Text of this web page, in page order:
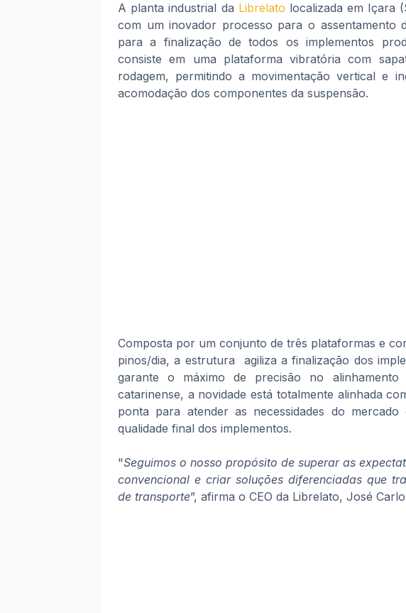
A planta industrial da Librelato localizada em Içara
com um inovador processo para o assentamento
para a finalização de todos os implementos
consiste em uma plataforma vibratória com
rodagem, permitindo a movimentação vertical e
acomodação dos componentes da suspensão.
Composta por um conjunto de três plataformas e
pinos/dia, a estrutura agiliza a finalização dos
garante o máximo de precisão no
catarinense, a novidade está totalmente alinhada
ponta para atender as necessidades do
qualidade final dos implementos.
"Seguimos o nosso propósito de superar as
convencional e criar soluções diferenciadas que
de transporte”, afirma o CEO da Librelato, José